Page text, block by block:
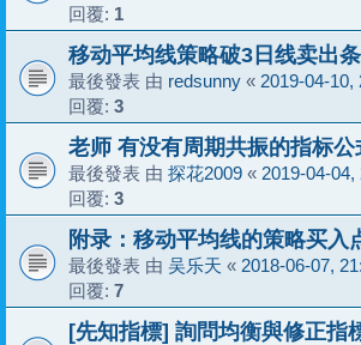
回覆: 1
移动平均线策略破3日线卖出
最後發表 由 redsunny « 2019-04-10,
回覆: 3
老师 有没有周期共振的指标公
最後發表 由 探花2009 « 2019-04-04,
回覆: 3
附录：移动平均线的策略买入
最後發表 由 吴乐天 « 2018-06-07,
回覆: 7
[先知指標] 詢問均衡與修正指